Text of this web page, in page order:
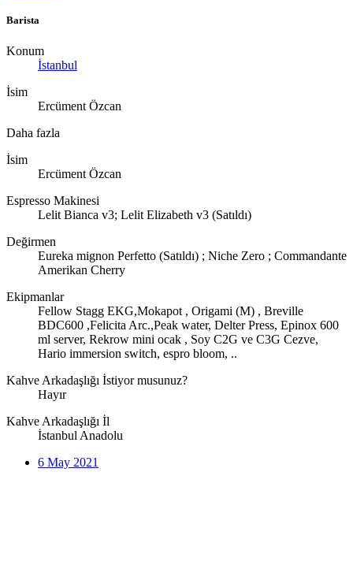
Barista
Konum
İstanbul
İsim
Ercüment Özcan
Daha fazla
İsim
Ercüment Özcan
Espresso Makinesi
Lelit Bianca v3; Lelit Elizabeth v3 (Satıldı)
Değirmen
Eureka mignon Perfetto (Satıldı) ; Niche Zero ; Commandante
Amerikan Cherry
Ekipmanlar
Fellow Stagg EKG,Mokapot , Origami (M) , Breville
BDC600 ,Felicita Arc.,Peak water, Delter Press, Epinox 600
ml server, Rekrow mini ocak , Soy C2G ve C3G Cezve,
Hario immersion switch, espro bloom, ..
Kahve Arkadaşlığı İstiyor musunuz?
Hayır
Kahve Arkadaşlığı İl
İstanbul Anadolu
6 May 2021